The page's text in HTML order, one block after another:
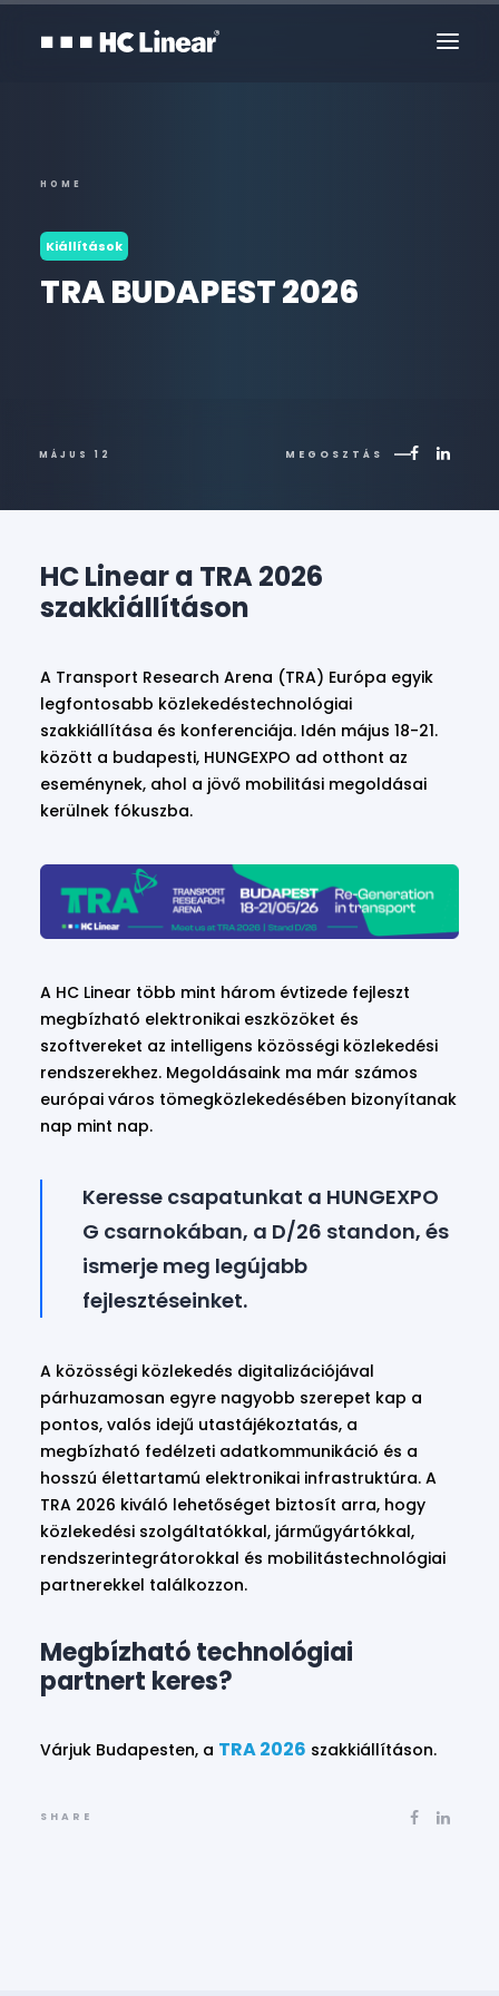
HOME
Kiállítások
TRA BUDAPEST 2026
MÁJUS 12 MEGOSZTÁS
HC Linear a TRA 2026
szakkiállításon
A Transport Research Arena (TRA) Európa egyik
legfontosabb közlekedéstechnológiai
szakkiállítása és konferenciája. Idén május 18-21.
között a budapesti, HUNGEXPO ad otthont az
eseménynek, ahol a jövő mobilitási megoldásai
kerülnek fókuszba.
A HC Linear több mint három évtizede fejleszt
megbízható elektronikai eszközöket és
szoftvereket az intelligens közösségi közlekedési
rendszerekhez. Megoldásaink ma már számos
európai város tömegközlekedésében bizonyítanak
nap mint nap.
Keresse csapatunkat a HUNGEXPO
G csarnokában, a D/26 standon, és
ismerje meg legújabb
fejlesztéseinket.
A közösségi közlekedés digitalizációjával
párhuzamosan egyre nagyobb szerepet kap a
pontos, valós idejű utastájékoztatás, a
megbízható fedélzeti adatkommunikáció és a
hosszú élettartamú elektronikai infrastruktúra. A
TRA 2026 kiváló lehetőséget biztosít arra, hogy
közlekedési szolgáltatókkal, járműgyártókkal,
rendszerintegrátorokkal és mobilitástechnológiai
partnerekkel találkozzon.
Megbízható technológiai
partnert keres?
Várjuk Budapesten, a TRA 2026 szakkiállításon.
SHARE